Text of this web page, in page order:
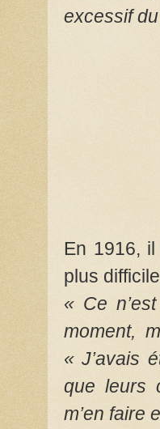
excessif
En 1916,
plus
« Ce
moment,
« J’avais
que leurs
m’en faire